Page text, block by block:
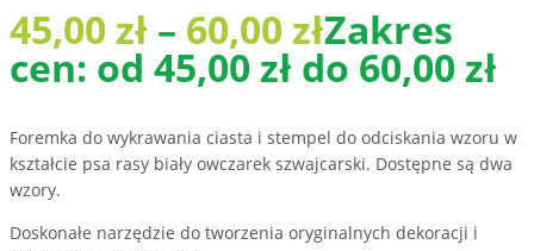
45,00 zł – 60,00 złZakres
cen: od 45,00 zł do 60,00 zł
Foremka do wykrawania ciasta i stempel do odciskania wzoru w
kształcie psa rasy biały owczarek szwajcarski. Dostępne są dwa
wzory.
Doskonałe narzędzie do tworzenia oryginalnych dekoracji i